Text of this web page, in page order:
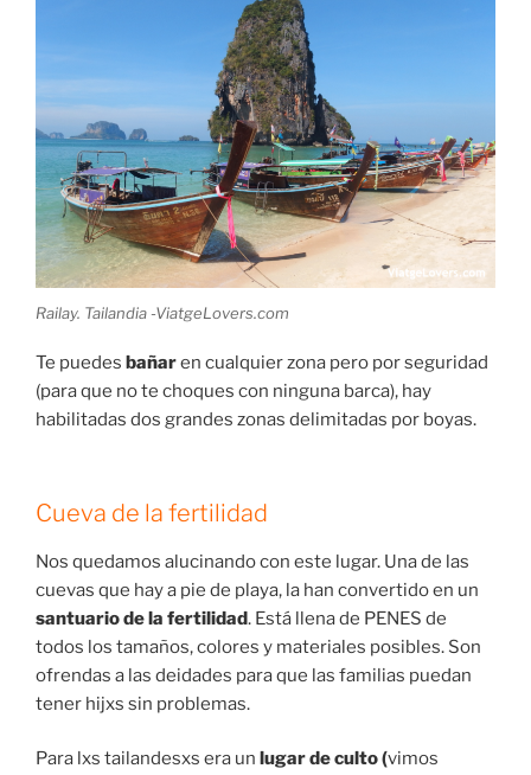
Railay. Tailandia -ViatgeLovers.com
Te puedes bañaren cualquier zona pero por seguridad
(para que no te choques con ninguna barca), hay
habilitadas dos grandes zonas delimitadas por boyas.
Cueva de la fertilidad
Nos quedamos alucinando con este lugar. Una de las
cuevas que hay a pie de playa, la han convertido en un
santuario de la fertilidad. Está llena de PENES de
todos los tamaños, colores y materiales posibles. Son
ofrendas a las deidades para que las familias puedan
tener hijxs sin problemas.
Para lxs tailandesxs era un lugar de culto (vimos